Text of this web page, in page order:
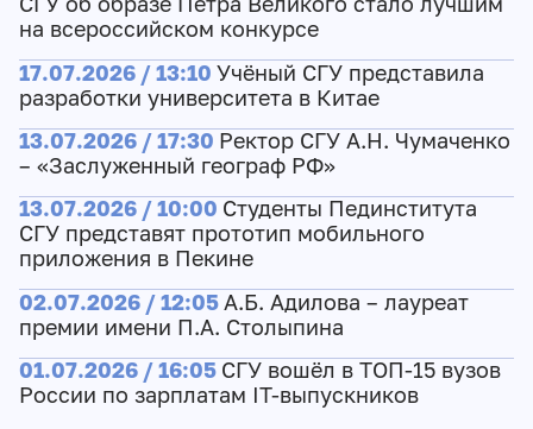
на всероссийском конкурсе
17.07.2026 / 13:10 Учёный СГУ представила
разработки университета в Китае
13.07.2026 / 17:30 Ректор СГУ А.Н. Чумаченко
– «Заслуженный географ РФ»
13.07.2026 / 10:00 Студенты Пединститута
СГУ представят прототип мобильного
приложения в Пекине
02.07.2026 / 12:05 А.Б. Адилова – лауреат
премии имени П.А. Столыпина
01.07.2026 / 16:05 СГУ вошёл в ТОП-15 вузов
России по зарплатам IT-выпускников